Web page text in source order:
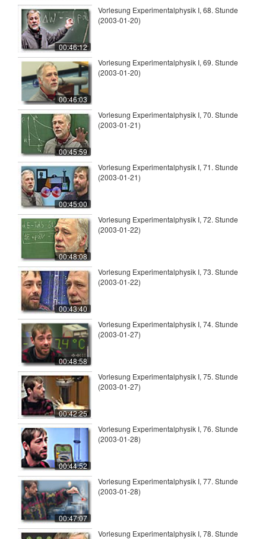
00:46:12
Vorlesung Experimentalphysik I, 68. Stunde
(2003-01-20)
00:46:03
Vorlesung Experimentalphysik I, 69. Stunde
(2003-01-20)
00:45:59
Vorlesung Experimentalphysik I, 70. Stunde
(2003-01-21)
00:45:00
Vorlesung Experimentalphysik I, 71. Stunde
(2003-01-21)
00:48:08
Vorlesung Experimentalphysik I, 72. Stunde
(2003-01-22)
00:43:40
Vorlesung Experimentalphysik I, 73. Stunde
(2003-01-22)
00:48:58
Vorlesung Experimentalphysik I, 74. Stunde
(2003-01-27)
00:42:25
Vorlesung Experimentalphysik I, 75. Stunde
(2003-01-27)
00:44:52
Vorlesung Experimentalphysik I, 76. Stunde
(2003-01-28)
00:47:07
Vorlesung Experimentalphysik I, 77. Stunde
(2003-01-28)
Vorlesung Experimentalphysik I, 78. Stunde